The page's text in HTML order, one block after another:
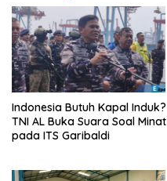
Indonesia Butuh Kapal Induk?
TNI AL Buka Suara Soal Minat
pada ITS Garibaldi